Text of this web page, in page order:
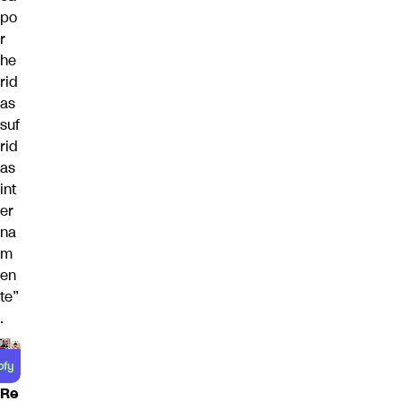
po
r
he
rid
as
suf
rid
as
int
er
na
m
en
te”
.
Re